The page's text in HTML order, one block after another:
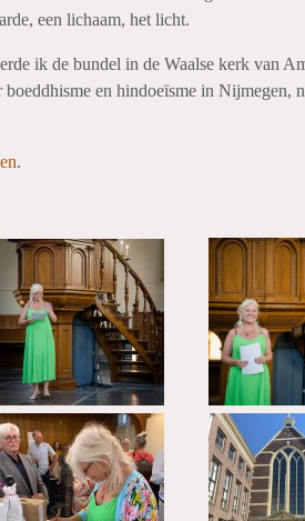
een lichaam, het licht.
ik de bundel in de Waalse kerk van
en hindoeïsme in Nijmegen,
.